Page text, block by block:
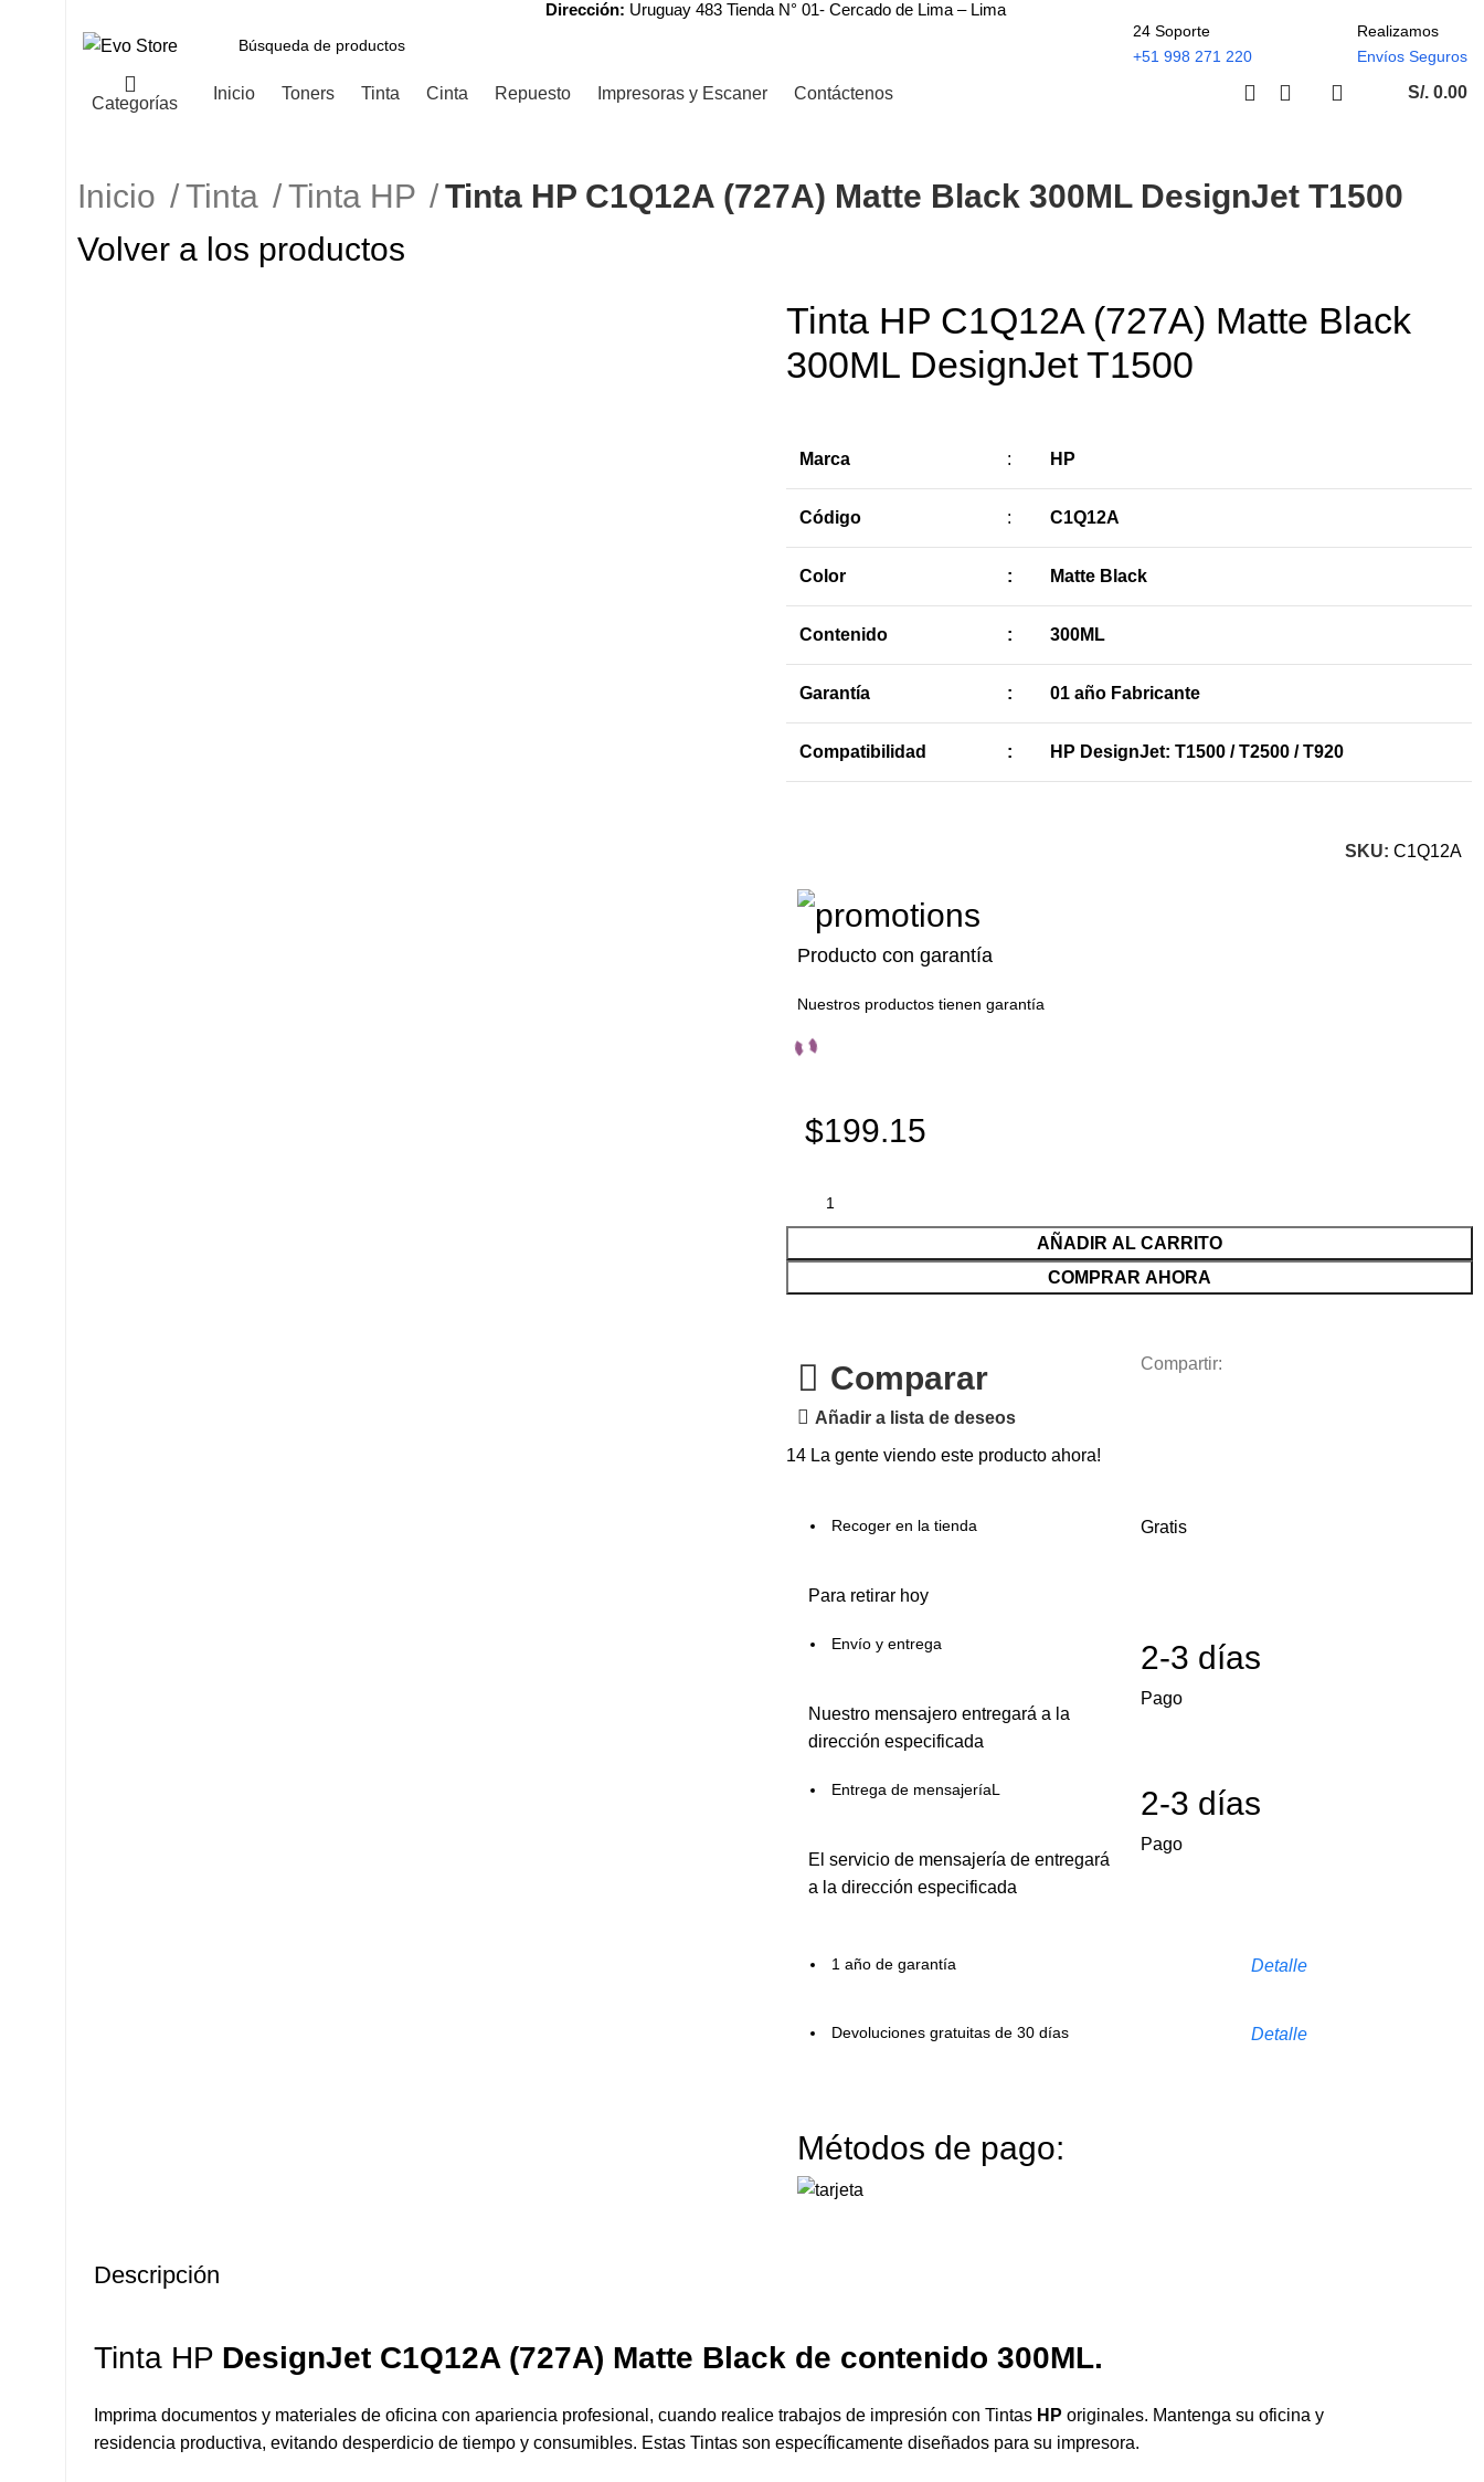
Dirección: Uruguay 483 Tienda N° 01- Cercado de Lima – Lima
24 Soporte
+51 998 271 220
Realizamos
Envíos Seguros
Categorías
Inicio Toners Tinta Cinta Repuesto Impresoras y Escaner Contáctenos S/. 0.00
Inicio Tinta Tinta HP
Tinta HP C1Q12A (727A) Matte Black 300ML DesignJet T1500
Volver a los productos
Tinta HP C1Q12A (727A) Matte Black
300ML DesignJet T1500
Marca : HP
Código : C1Q12A
Color : Matte Black
Contenido : 300ML
Garantía : 01 año Fabricante
Compatibilidad : HP DesignJet: T1500 / T2500 / T920
SKU: C1Q12A
Producto con garantía
Nuestros productos tienen garantía
$199.15
AÑADIR AL CARRITO
COMPRAR AHORA
Comparar
Añadir a lista de deseos
Compartir:
14 La gente viendo este producto ahora!
Recoger en la tienda
Para retirar hoy
Gratis
Envío y entrega
Nuestro mensajero entregará a la
dirección especificada
2-3 días
Pago
Entrega de mensajeríaL
El servicio de mensajería de entregará
a la dirección especificada
2-3 días
Pago
1 año de garantía Detalle
Devoluciones gratuitas de 30 días Detalle
Métodos de pago:
Descripción
Tinta HP DesignJet C1Q12A (727A) Matte Black de contenido 300ML.
Imprima documentos y materiales de oficina con apariencia profesional, cuando realice trabajos de impresión con Tintas HP originales. Mantenga su oficina y
residencia productiva, evitando desperdicio de tiempo y consumibles. Estas Tintas son específicamente diseñados para su impresora.